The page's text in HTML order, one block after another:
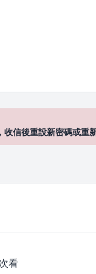
信後重設新密碼或重
看